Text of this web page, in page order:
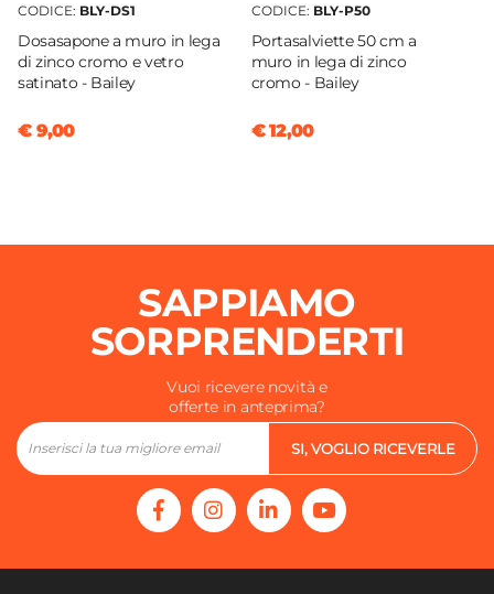
CODICE: BLY-DS1
Dosasapone a muro in lega
di zinco cromo e vetro
satinato - Bailey
€ 9,00
CODICE: BLY-P50
Portasalviette 50 cm a
muro in lega di zinco
cromo - Bailey
€ 12,00
SAPPIAMO
SORPRENDERTI
Vuoi ricevere novità e
offerte in anteprima?
SI, VOGLIO RICEVERLE